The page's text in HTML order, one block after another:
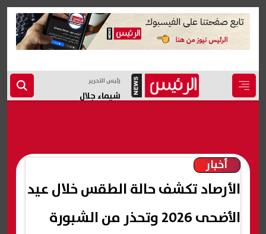
رئيس التحرير
شيماء جلال
أخبار
الأرصاد تكشف حالة الطقس خلال عيد
الأضحى 2026 وتحذر من الشبورة